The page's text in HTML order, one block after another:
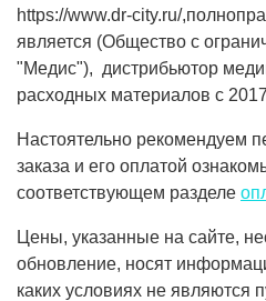
https://www.dr-city.ru/
является (Общество с
"Медис"), дистрибьютор
расходных материалов с
Настоятельно рекомендуем
заказа и его оплатой
соответствующем разделе
Цены, указанные на сайте,
обновление, носят
каких условиях не являются